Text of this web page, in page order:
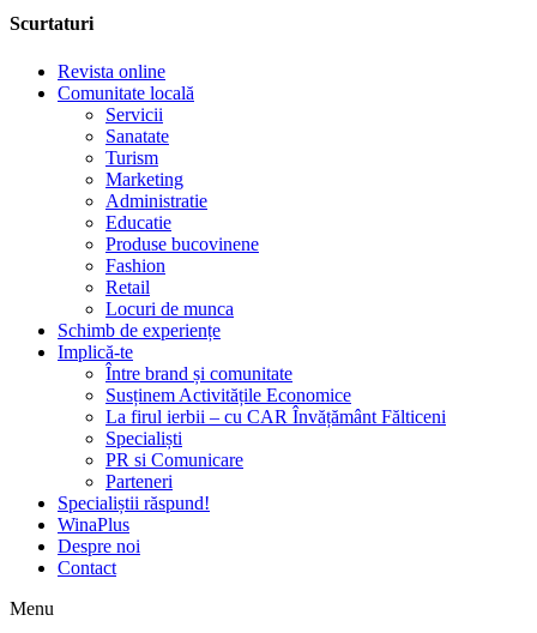
Scurtaturi
Revista online
Comunitate locală
Servicii
Sanatate
Turism
Marketing
Administratie
Educatie
Produse bucovinene
Fashion
Retail
Locuri de munca
Schimb de experiențe
Implică-te
Între brand și comunitate
Susținem Activitățile Economice
La firul ierbii – cu CAR Învățământ Fălticeni
Specialiști
PR si Comunicare
Parteneri
Specialiștii răspund!
WinaPlus
Despre noi
Contact
Menu